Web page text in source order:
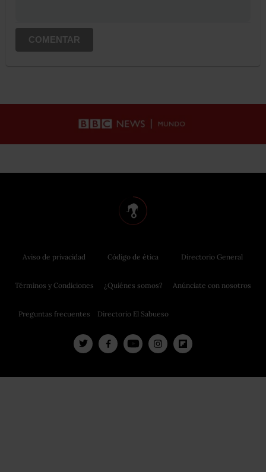
COMENTAR
Aviso de privacidad
Términos y Condiciones
Preguntas frecuentes
Código de ética
¿Quiénes somos?
Directorio El Sabueso
Directorio General
Anúnciate con nosotros